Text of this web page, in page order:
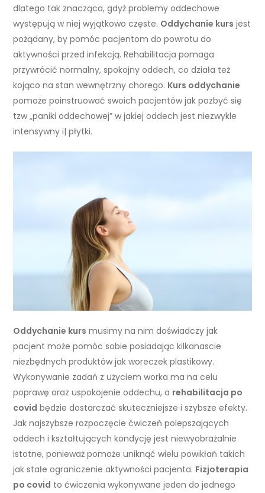
dlatego tak znacząca, gdyż problemy oddechowe
występują w niej wyjątkowo częste. Oddychanie kurs jest
pożądany, by pomóc pacjentom do powrotu do
aktywności przed infekcją. Rehabilitacja pomaga
przywrócić normalny, spokojny oddech, co działa też
kojąco na stan wewnętrzny chorego. Kurs oddychanie
pomoże poinstruować swoich pacjentów jak pozbyć się
tzw „paniki oddechowej” w jakiej oddech jest niezwykle
intensywny i| płytki.
Oddychanie kurs musimy na nim doświadczy jak
pacjent może pomóc sobie posiadając kilkanascie
niezbędnych produktów jak woreczek plastikowy.
Wykonywanie zadań z użyciem worka ma na celu
poprawę oraz uspokojenie oddechu, a rehabilitacja po
covid będzie dostarczać skuteczniejsze i szybsze efekty.
Jak najszybsze rozpoczęcie ćwiczeń polepszających
oddech i kształtujących kondycję jest niewyobrażalnie
istotne, ponieważ pomoże uniknąć wielu powikłań takich
jak stałe ograniczenie aktywności pacjenta. Fizjoterapia
po covid to ćwiczenia wykonywane jeden do jednego